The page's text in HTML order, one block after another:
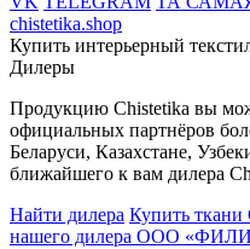
chistetika.shop
Купить интерьерный
Дилеры
Продукцию Chistetika вы
официальных партнёров
Беларуси, Казахстане,
ближайшего к вам дилера
Найти дилера Купить
нашего дилера ООО